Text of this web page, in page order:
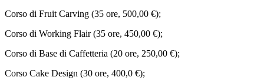
Corso di Fruit Carving (35 ore, 500,00 €);
Corso di Working Flair (35 ore, 450,00 €);
Corso di Base di Caffetteria (20 ore, 250,00 €);
Corso Cake Design (30 ore, 400,0 €);